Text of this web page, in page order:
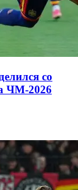
со
ЧМ-2026